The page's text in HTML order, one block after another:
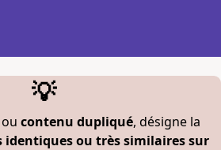
💡
ou contenu dupliqué, désigne la
identiques ou très similaires sur